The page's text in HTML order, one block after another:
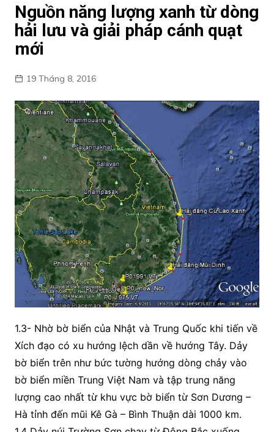
Nguồn năng lượng xanh từ dòng
hải lưu và giải pháp cánh quạt
mới
19 Tháng 8, 2016
1.3- Nhờ bờ biển của Nhật và Trung Quốc khi tiến về
Xích đạo có xu hướng lệch dần về hướng Tây. Dảy
bờ biển trên như bức tường hướng dòng chảy vào
bờ biển miền Trung Việt Nam và tập trung năng
lượng cao nhất từ khu vực bờ biển từ Sơn Dương –
Hà tỉnh đến mũi Kê Gà – Bình Thuận dài 1000 km.